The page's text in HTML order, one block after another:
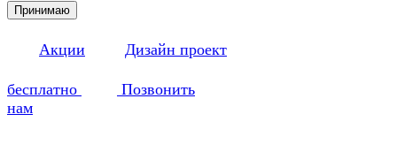
Принимаю
Акции Дизайн проект
бесплатно
Позвонить
нам